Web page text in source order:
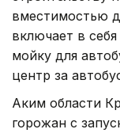
вместимостью
включает в
мойку для
центр за
Аким области
горожан с